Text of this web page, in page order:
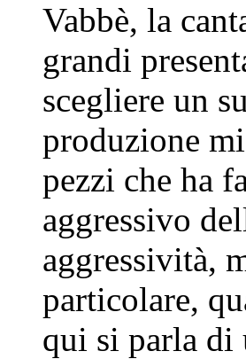
Vabbè, la
grandi
scegliere un
produzione
pezzi che ha
aggressivo
aggressività,
particolare,
qui si parla